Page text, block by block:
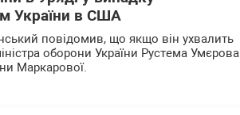
України в США
повідомив, що якщо він ухвалить
оборони України Рустема Умєрова
Маркарової.